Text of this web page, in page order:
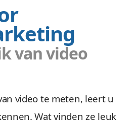
van video
video te meten, leert u
Wat vinden ze leuk